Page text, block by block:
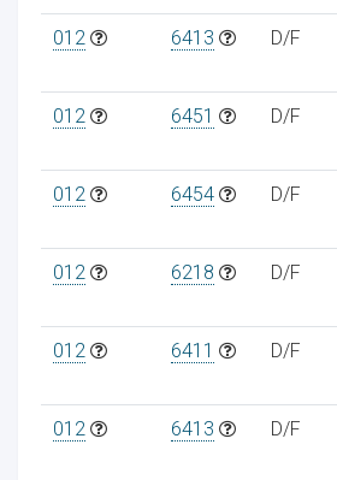
012 6413 D/F
012 6451 D/F
012 6454 D/F
012 6218 D/F
012 6411 D/F
012 6413 D/F